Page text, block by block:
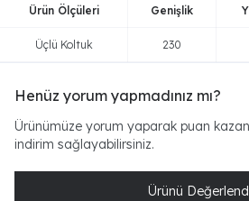
Ürün Ölçüleri Genişlik
Üçlü Koltuk 230
Henüz yorum yapmadınız mı?
Ürünümüze yorum yaparak puan
indirim sağlayabilirsiniz.
Ürünü